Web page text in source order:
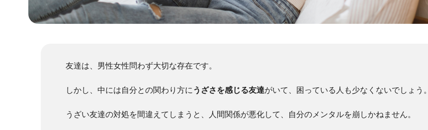
友達は、男性女性問わず大切な存在です。
しかし、中には自分との関わり方に うざさを感じる友達がいて、困っている人も少なくないでしょう。
うざい友達の対処を間違えてしまうと、人間関係が悪化して、自分のメンタルを崩しかねません。